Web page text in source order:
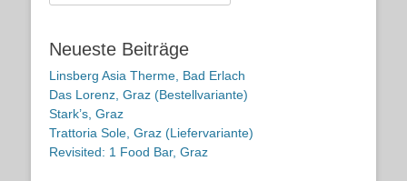
Neueste Beiträge
Linsberg Asia Therme, Bad Erlach
Das Lorenz, Graz (Bestellvariante)
Stark’s, Graz
Trattoria Sole, Graz (Liefervariante)
Revisited: 1 Food Bar, Graz